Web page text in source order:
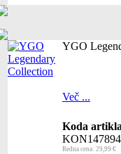
YGO
Več ...
Koda
KON147894
Redna cena: 29,99 €